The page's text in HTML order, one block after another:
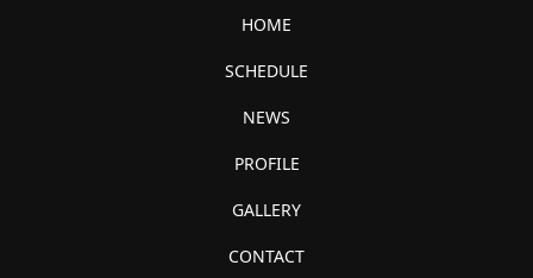
HOME
SCHEDULE
NEWS
PROFILE
GALLERY
CONTACT